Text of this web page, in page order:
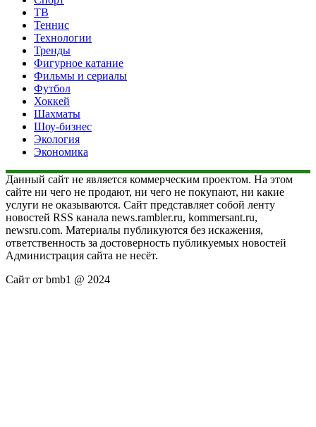
ТВ
Теннис
Технологии
Тренды
Фигурное катание
Фильмы и сериалы
Футбол
Хоккей
Шахматы
Шоу-бизнес
Экология
Экономика
Данный сайт не является коммерческим проектом. На этом
сайте ни чего не продают, ни чего не покупают, ни какие
услуги не оказываются. Сайт представляет собой ленту
новостей RSS канала news.rambler.ru, kommersant.ru,
newsru.com. Материалы публикуются без искажения,
ответственность за достоверность публикуемых новостей
Администрация сайта не несёт.
Сайт от bmb1 @ 2024